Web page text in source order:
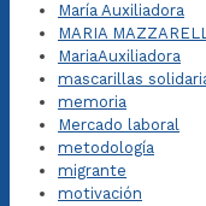
María Auxiliadora
MARIA
MariaAuxiliadora
mascarillas
memoria
Mercado laboral
metodología
migrante
motivación